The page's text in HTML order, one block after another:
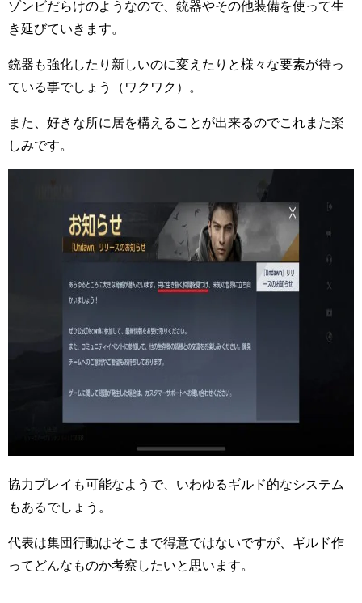
ゾンビだらけのようなので、銃器やその他装備を使って生
き延びていきます。
銃器も強化したり新しいのに変えたりと様々な要素が待っ
ている事でしょう（ワクワク）。
また、好きな所に居を構えることが出来るのでこれまた楽
しみです。
協力プレイも可能なようで、いわゆるギルド的なシステム
もあるでしょう。
代表は集団行動はそこまで得意ではないですが、ギルド作
ってどんなものか考察したいと思います。